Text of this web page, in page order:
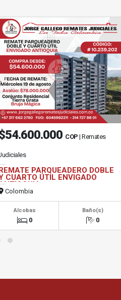
COP | Remates
PARQUEADERO DOBLE
CUARTO ÚTIL ENVIGADO
Colombia
Alcobas
0
Baño(s)
0